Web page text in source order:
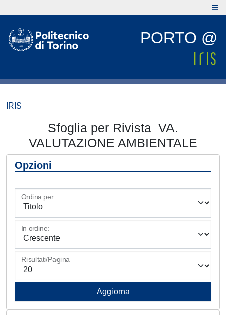
PORTO @
IRIS
Sfoglia per Rivista VA.
VALUTAZIONE AMBIENTALE
Opzioni
Ordina per:
In ordine:
Risultati/Pagina